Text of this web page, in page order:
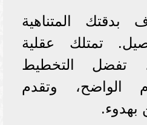
المتناهية
تمتلك عقلية
تفضل التخطيط
الواضح، وتقدم
بهدوء.